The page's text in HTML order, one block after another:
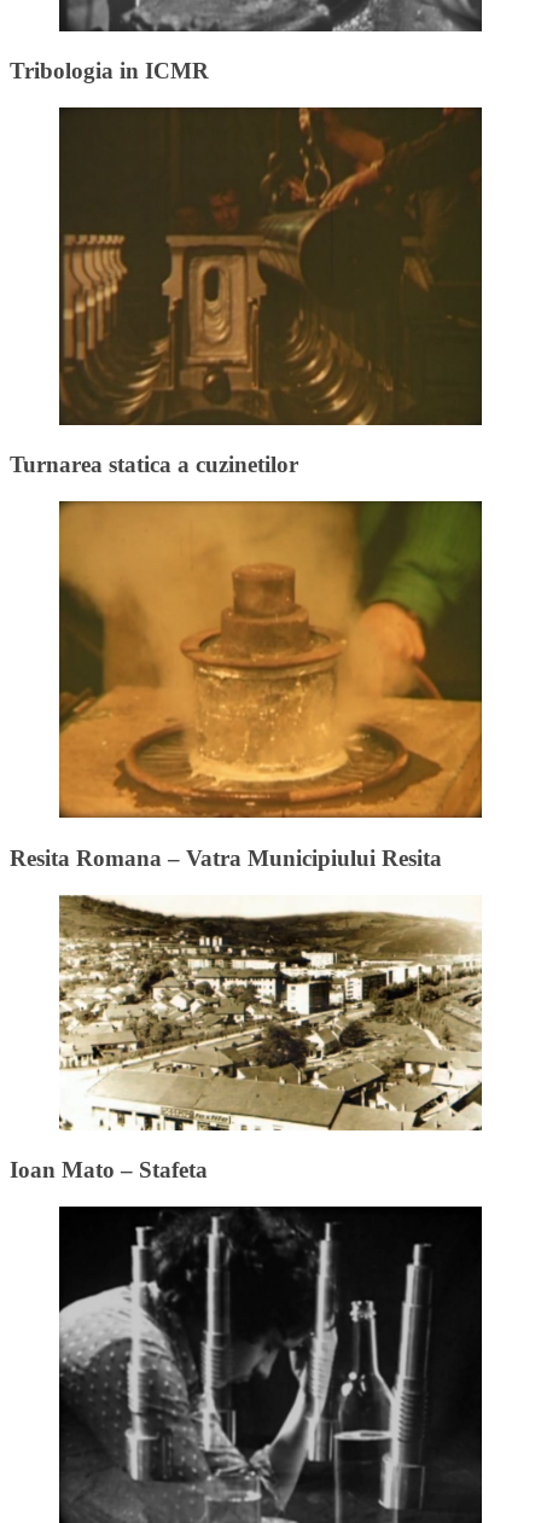
Tribologia in ICMR
Turnarea statica a cuzinetilor
Resita Romana – Vatra Municipiului Resita
Ioan Mato – Stafeta